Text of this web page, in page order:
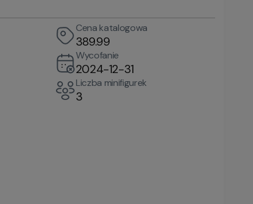
Cena katalogowa
389.99
Wycofanie
2024-12-31
Liczba minifigurek
3